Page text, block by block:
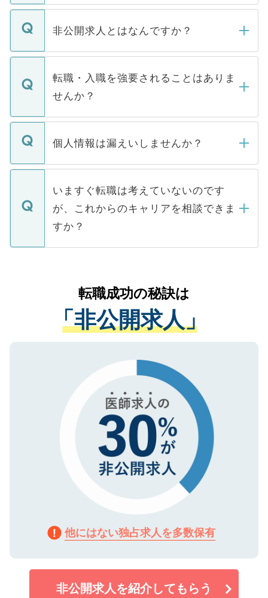
ご登録いただきましたら、弊社担当者がご
登録内容を確認し、その後メールもしくは
ます。通常、5営業日以内にはご連絡をせて
いただきますので、しばらくお待ちくださ
非公開求人とはなんですか？
マイナビDOCTORで取り扱っている求人の
うち約3割は、Webサイトからご覧いただ
けない「非公開求人」です。非公開求人は
下記の理由によって、一般には公開してい
ません。
■応募殺到を避けるため 人気のある医療機
関を公にしてしまうと、応募が殺到する場
に、医療機関が求める条件に合った人材の
みを人材紹介会社に依頼するケースが増え
ています。
転職・入職を強要されることはありま
せんか？
転職・入職を強要することは一切ありませ
ん。また、仮に応募先から内定をいただい
定を承諾する必要はありません。内定先へ
の辞退の連絡はキャリアパートナーが行い
個人情報は漏えいしませんか？
個人情報が漏えいすることはありませんの
で、ご安心ください。当サイトからの登録
などで収集したご登録者様の個人情報は、
ご本人のキャリアアップおよび転職活動の
支援を目的に使用いたします。お預かりし
ているすべての個人データはご本人の許可
は、個人情報の取り扱いについての厳密な
管理基準を満たした事業者のみに付与され
る、プライバシーマークを取得済みです。
で、機密保持に関してもご安心ください。
いますぐ転職は考えていないのです
が、これからのキャリアを相談できま
すか？
かがいして、現在の医療機関の状況や紹介
経験をまじえながら、適切なアドバイスを
させていただきます。すぐにご転職をされ
ない方には、長期的なサポートが可能です
ので、まずはご登録ください。
転職成功の秘訣は
「非公開求人」
他にはない独占求人を多数保有
非公開求人を紹介してもらう